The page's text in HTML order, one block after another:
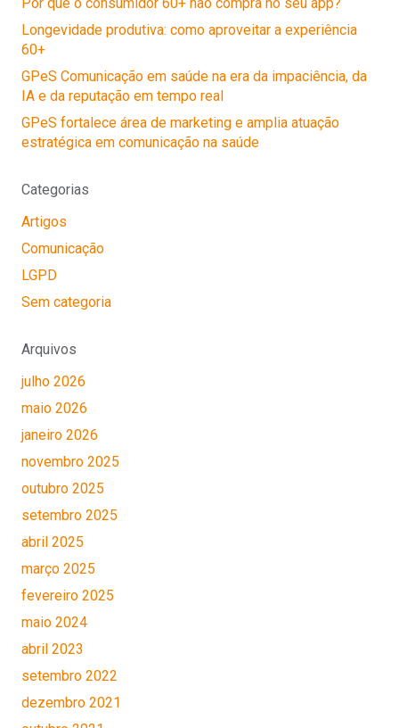
Por que o consumidor 60+ não compra no seu app?
Longevidade produtiva: como aproveitar a experiência
60+
GPeS Comunicação em saúde na era da impaciência, da
IA e da reputação em tempo real
GPeS fortalece área de marketing e amplia atuação
estratégica em comunicação na saúde
Categorias
Artigos
Comunicação
LGPD
Sem categoria
Arquivos
julho 2026
maio 2026
janeiro 2026
novembro 2025
outubro 2025
setembro 2025
abril 2025
março 2025
fevereiro 2025
maio 2024
abril 2023
setembro 2022
dezembro 2021